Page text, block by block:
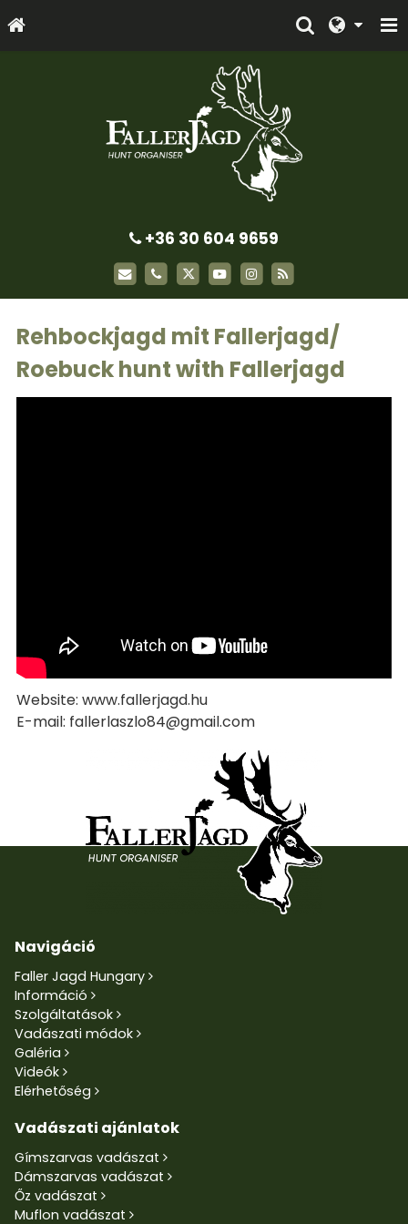
+36 30 604 9659
Rehbockjagd mit Fallerjagd/
Roebuck hunt with Fallerjagd
Website: www.fallerjagd.hu
E-mail: fallerlaszlo84@gmail.com
Navigáció
Faller Jagd Hungary
Információ
Szolgáltatások
Vadászati módok
Galéria
Videók
Elérhetőség
Vadászati ajánlatok
Gímszarvas vadászat
Dámszarvas vadászat
Őz vadászat
Muflon vadászat